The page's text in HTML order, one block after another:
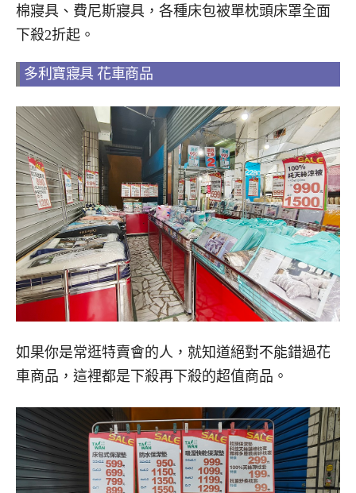
棉寢具、費尼斯寢具，各種床包被單枕頭床罩全面
下殺2折起。
多利寶寢具 花車商品
如果你是常逛特賣會的人，就知道絕對不能錯過花
車商品，這裡都是下殺再下殺的超值商品。